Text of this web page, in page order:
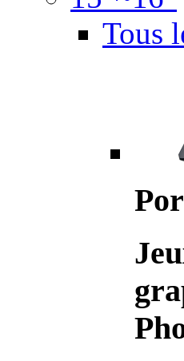
Tous